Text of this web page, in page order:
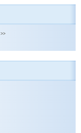
>>